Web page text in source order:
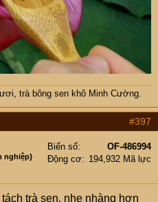
, trà bông sen khô Minh Cường.
#397
nghiệp}
Biển số
OF-486994
Động cơ
194,932 Mã lực
trà sen, nhẹ nhàng hơn